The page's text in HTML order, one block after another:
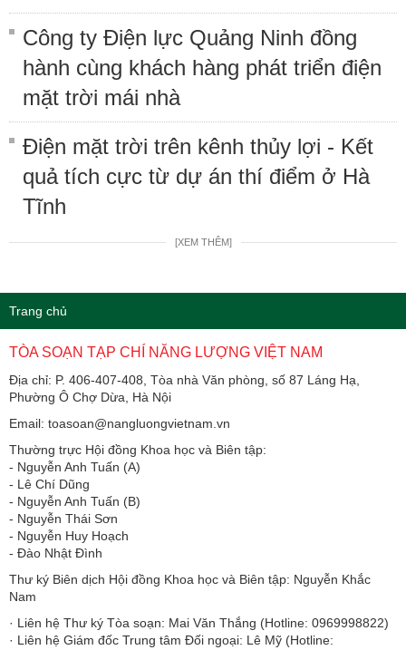
Công ty Điện lực Quảng Ninh đồng
hành cùng khách hàng phát triển điện
mặt trời mái nhà
Điện mặt trời trên kênh thủy lợi - Kết
quả tích cực từ dự án thí điểm ở Hà
Tĩnh
[XEM THÊM]
Trang chủ
TÒA SOẠN TẠP CHÍ NĂNG LƯỢNG VIỆT NAM
Địa chỉ: P. 406-407-408, Tòa nhà Văn phòng, số 87 Láng Hạ,
Phường Ô Chợ Dừa, Hà Nội
Email: toasoan@nangluongvietnam.vn
Thường trực Hội đồng Khoa học và Biên tập:
​​​​​​- Nguyễn Anh Tuấn (A)
- Lê Chí Dũng
- Nguyễn Anh Tuấn (B)
- Nguyễn Thái Sơn
- Nguyễn Huy Hoạch
- Đào Nhật Đình
Thư ký Biên dịch Hội đồng Khoa học và Biên tập: Nguyễn Khắc
Nam
· Liên hệ Thư ký Tòa soạn: Mai Văn Thắng (Hotline: 0969998822)
· Liên hệ Giám đốc Trung tâm Đối ngoại: Lê Mỹ (Hotline: